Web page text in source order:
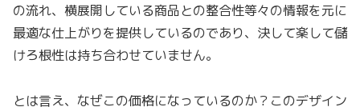
の流れ、横展開している商品との整合性等々の情報を元に
最適な仕上がりを提供しているのであり、決して楽して儲
けろ根性は持ち合わせていません。
とは言え、なぜこの価格になっているのか？このデザイン